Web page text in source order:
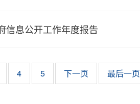
信息公开工作年度报告
4 5 下一页 最后一页